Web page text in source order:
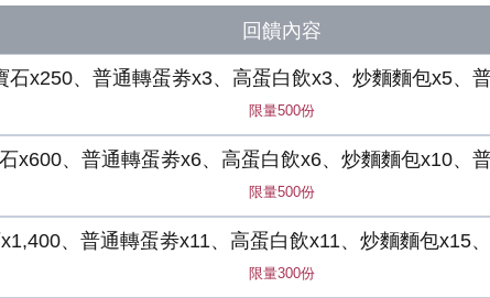
回饋內容
石x250、普通轉蛋劵x3、高蛋白飲x3、炒麵麵包x5、
限量500份
x600、普通轉蛋劵x6、高蛋白飲x6、炒麵麵包x10、
限量500份
、普通轉蛋劵x11、高蛋白飲x11、炒麵麵包x15
限量300份